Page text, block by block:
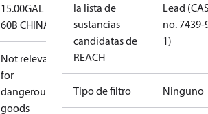
15.00GAL
60B CHINA
Not relevant
for
dangerous
goods
la lista de
sustancias
candidatas de
REACH
Lead
no. 7439-
1)
Tipo de filtro Ninguno